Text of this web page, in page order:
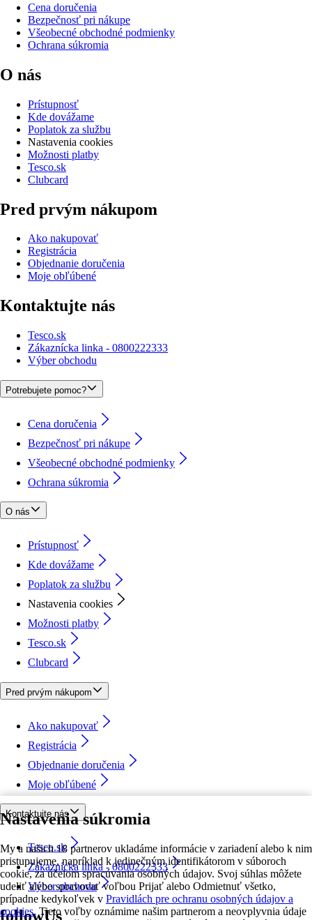
Nastavenia súkromia
My a našich 18 partnerov ukladáme informácie v zariadení alebo k nim
pristupujeme, napríklad k jedinečným identifikátorom v súboroch
cookie, za účelom spracúvania osobných údajov. Svoj súhlas môžete
udeliť alebo spravovať voľbou Prijať alebo Odmietnuť všetko,
prípadne kedykoľvek v Pravidlách pre ochranu osobných údajov a
cookies. Tieto voľby oznámime našim partnerom a neovplyvnia údaje
Cena doručenia
Bezpečnosť pri nákupe
Všeobecné obchodné podmienky
Ochrana súkromia
O nás
Prístupnosť
Kde dovážame
Poplatok za službu
Nastavenia cookies
Možnosti platby
Tesco.sk
Clubcard
Pred prvým nákupom
Ako nakupovať
Registrácia
Objednanie doručenia
Moje obľúbené
Kontaktujte nás
Tesco.sk
Zákaznícka linka - 0800222333
Výber obchodu
Potrebujete pomoc?
Cena doručenia
Bezpečnosť pri nákupe
Všeobecné obchodné podmienky
Ochrana súkromia
O nás
Prístupnosť
Kde dovážame
Poplatok za službu
Nastavenia cookies
Možnosti platby
Tesco.sk
Clubcard
Pred prvým nákupom
Ako nakupovať
Registrácia
Objednanie doručenia
Moje obľúbené
Kontaktujte nás
Tesco.sk
Zákaznícka linka - 0800222333
Výber obchodu
followUs